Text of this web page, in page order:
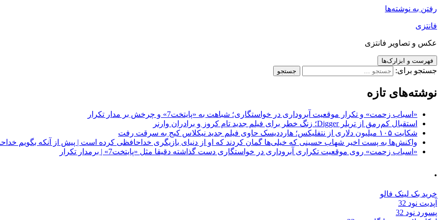
رفتن به نوشته‌ها
فانتزی
عکس و تصاویر فانتزی
فهرست و ابزارک‌ها
جستجو برای:
نوشته‌های تازه
«اسباب زحمت» و تکرار موقعیت آبروداری در خواستگاری؛ شباهت به «پایتخت7» و چرخش بر مدار تکرار
استقبال کم‌رمق از تریلر Digger؛ زنگ خطر برای فیلم جدید تام کروز و برادران وارنر
شکایت ۱۰۵ میلیون دلاری از نتفلیکس؛ هارددیسک حاوی فیلم جدید نیکلاس کیج به سرقت رفت
واکنش‌ها به پست اخیر شهاب حسینی که خیلی‌ها گمان کردند که او از دنیای بازیگری خداحافظی کرده است | پیش از آنکه بگویم
«اسباب زحمت» روی موقعیت تکراری آبروداری در خواستگاری دست گذاشته دقیقا مثل «پایتخت7» | برمدار تکرار
.
خرید بک لینک فالو
آپدیت نود 32
پسورد نود 32